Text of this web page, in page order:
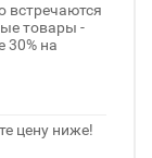
встречаются
товары -
30% на
цену ниже!